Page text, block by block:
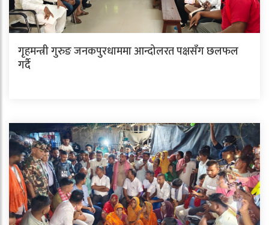
गृहमन्त्री गुरुङ जनकपुरधाममा आन्दोलरत पक्षसँग छलफल
गर्दै